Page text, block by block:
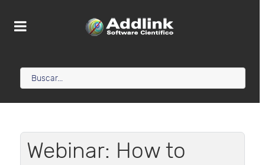
Webinar: How to